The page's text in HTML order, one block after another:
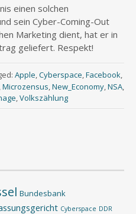
einen solchen
sein Cyber-Coming-Out
Marketing dient, hat er in
geliefert. Respekt!
Apple,Cyberspace,Facebook,
,Microzensus,New_Economy,NSA,
,Volkszählung
Bundesbank
Cyberspace DDR